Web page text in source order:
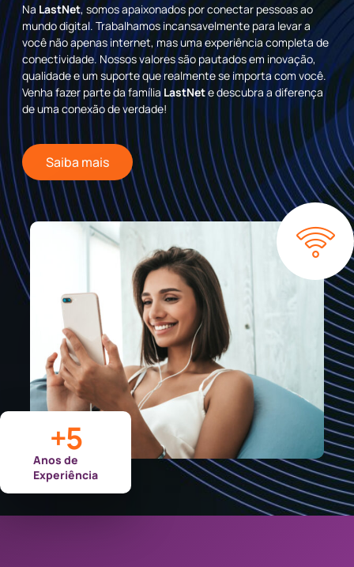
Na LastNet, somos apaixonados por conectar pessoas ao
mundo digital. Trabalhamos incansavelmente para levar a
você não apenas internet, mas uma experiência completa de
conectividade. Nossos valores são pautados em inovação,
qualidade e um suporte que realmente se importa com você.
Venha fazer parte da família LastNete descubra a diferença
de uma conexão de verdade!
Saiba mais
Anos de
Experiência
+5